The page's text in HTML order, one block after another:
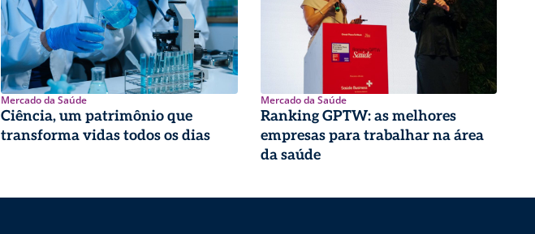
Mercado da Saúde
Ciência, um patrimônio que
transforma vidas todos os dias
Mercado da Saúde
Ranking GPTW: as melhores
empresas para trabalhar na área
da saúde